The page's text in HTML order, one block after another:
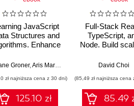
,Rob Percival
JavaScript
Structures and
Enhance
in JavaScript
Fourth Edition
Groner,Aris Markogiannakis Daniel
zł najniższa cena z 30 dni)
125.10 zł
Full-Stack
TypeScript,
Node. Build
applications
and Docker -
Edition
David Choi
(85,49 zł najniższa cena
85.49